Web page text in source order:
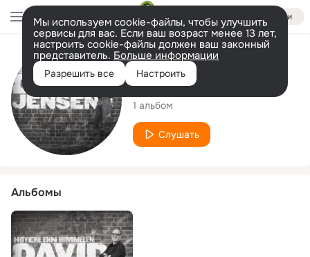
Войти
Мы используем cookie-файлы, чтобы улучшить
сервисы для вас. Если ваш возраст менее 13 лет,
настроить cookie-файлы должен ваш законный
представитель. Больше информации
Разрешить все Настроить
Исполнитель
David Jensen
1 альбом
Слушать
Альбомы